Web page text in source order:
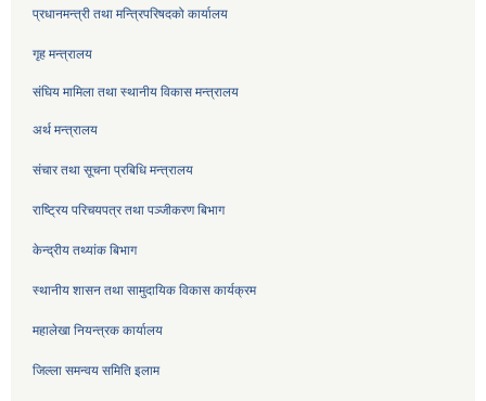
प्रधानमन्त्री तथा मन्त्रिपरिषदको कार्यालय
गृह मन्त्रालय
संघिय मामिला तथा स्थानीय विकास मन्त्रालय
अर्थ मन्त्रालय
संचार तथा सूचना प्रबिधि मन्त्रालय
राष्ट्रिय परिचयपत्र तथा पञ्जीकरण बिभाग
केन्द्रीय तथ्यांक बिभाग
स्थानीय शासन तथा सामुदायिक विकास कार्यक्रम
महालेखा नियन्त्रक कार्यालय
जिल्ला समन्वय समिति इलाम